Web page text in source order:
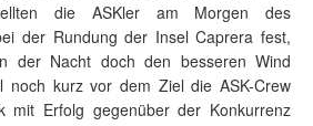
die ASKler am Morgen des
der Rundung der Insel Caprera fest,
der Nacht doch den besseren Wind
noch kurz vor dem Ziel die ASK-Crew
mit Erfolg gegenüber der Konkurrenz